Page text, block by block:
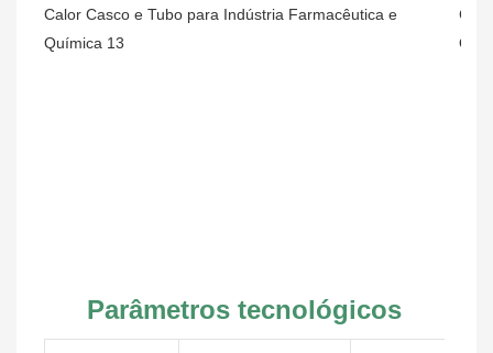
Parâmetros tecnológicos